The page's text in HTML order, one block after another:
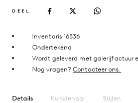
DEEL
Inventaris 16536
Ondertekend
Wordt geleverd met galerijfactuur
Nog vragen?Contacteer ons.
Details Kunstenaar Stijlen